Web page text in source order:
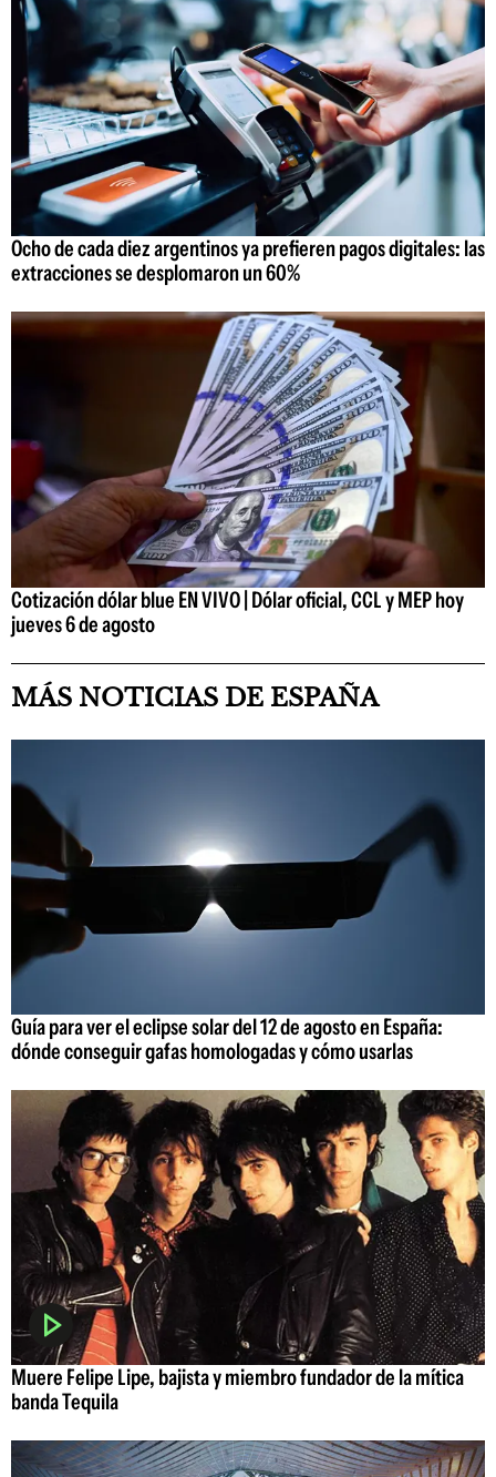
Ocho de cada diez argentinos ya prefieren pagos digitales: las
extracciones se desplomaron un 60%
Cotización dólar blue EN VIVO | Dólar oficial, CCL y MEP hoy
jueves 6 de agosto
MÁS NOTICIAS DE ESPAÑA
Guía para ver el eclipse solar del 12 de agosto en España:
dónde conseguir gafas homologadas y cómo usarlas
Muere Felipe Lipe, bajista y miembro fundador de la mítica
banda Tequila